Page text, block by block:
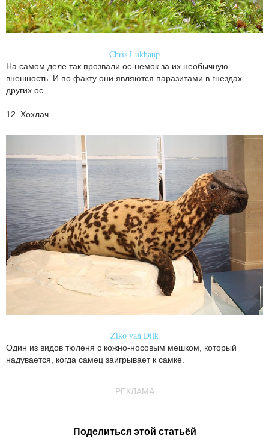
Chris Lukhaup
На самом деле так прозвали ос-немок за их необычную
внешность. И по факту они являются паразитами в гнездах
других ос.
12. Хохлач
Ziko van Dijk
Один из видов тюленя с кожно-носовым мешком, который
надувается, когда самец заигрывает к самке.
РЕКЛАМА
Поделиться этой статьёй